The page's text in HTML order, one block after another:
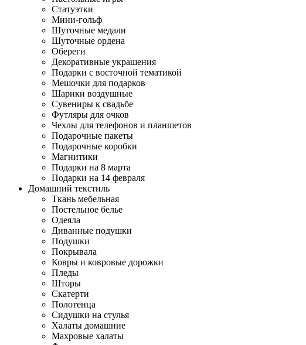
Статуэтки
Мини-гольф
Шуточные медали
Шуточные ордена
Обереги
Декоративные украшения
Подарки с восточной тематикой
Мешочки для подарков
Шарики воздушные
Сувениры к свадьбе
Футляры для очков
Чехлы для телефонов и планшетов
Подарочные пакеты
Подарочные коробки
Магнитики
Подарки на 8 марта
Подарки на 14 февраля
Домашний текстиль
Ткань мебельная
Постельное белье
Одеяла
Диванные подушки
Подушки
Покрывала
Ковры и ковровые дорожки
Пледы
Шторы
Скатерти
Полотенца
Сидушки на стулья
Халаты домашние
Махровые халаты